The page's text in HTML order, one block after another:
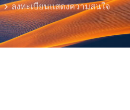
ลงทะเบียนแสดงความสนใจ